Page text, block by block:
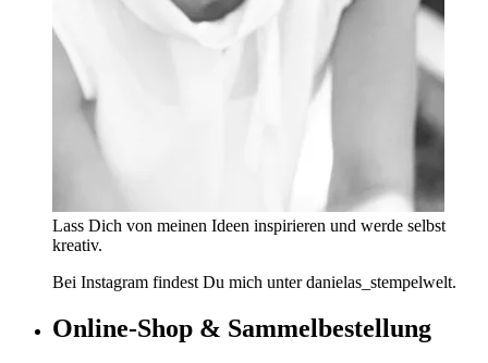
Lass Dich von meinen Ideen inspirieren und werde selbst
kreativ.
Bei Instagram findest Du mich unter danielas_stempelwelt.
Online-Shop & Sammelbestellung